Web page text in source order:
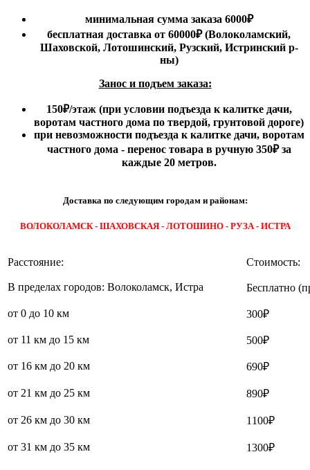
минимальная сумма заказа 6000₽
бесплатная доставка от 60000₽ (Волоколамский,
Шаховской, Лотошинский, Рузский, Истринский р-
ны)
Занос и подъем заказа:
150₽/этаж(при условии подъезда к калитке дачи,
воротам частного дома по твердой, грунтовой дороге)
при невозможности подъезда к калитке дачи, воротам
частного дома - перенос товара в ручную 350₽ за
каждые 20 метров.
Доставка по следующим городам и районам:
ВОЛОКОЛАМСК - ШАХОВСКАЯ - ЛОТОШИНО - РУЗА - ИСТРА
Расстояние: Стоимость:
В пределах городов: Волоколамск, Истра Бесплатно
от 0 до 10 км 300₽
от 11 км до 15 км 500₽
от 16 км до 20 км 690₽
от 21 км до 25 км 890₽
от 26 км до 30 км 1100₽
от 31 км до 35 км 1300₽